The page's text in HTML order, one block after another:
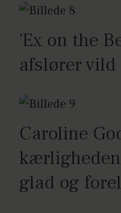
'Ex on the
afslører
Caroline
glad og